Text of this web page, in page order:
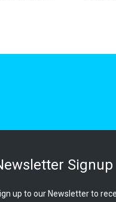
Signup
up to our Newsletter to